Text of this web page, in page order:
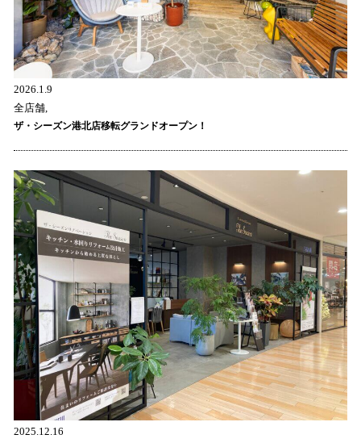
2026.1.9
全店舗,
ザ・シーズン港北店移転グランドオープン！
2025.12.16